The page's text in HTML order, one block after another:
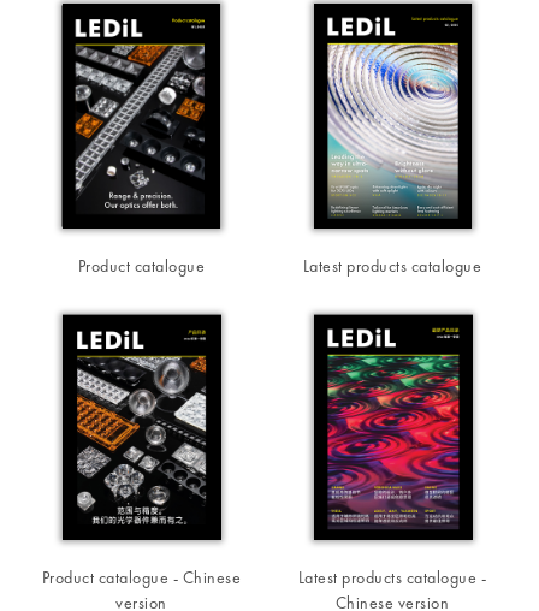
Product catalogue Latest products catalogue
Product catalogue - Chinese
version
Latest products catalogue -
Chinese version